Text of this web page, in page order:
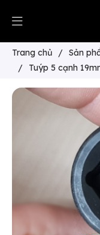
Trang chủ / Sản
/
Tuýp 5 cạnh